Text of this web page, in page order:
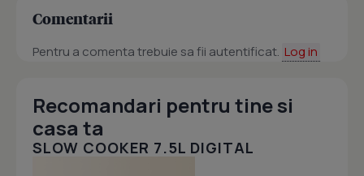
Comentarii
Pentru a comenta trebuie sa fii autentificat. Log in
Recomandari pentru tine si
casa ta
SLOW COOKER 7.5L DIGITAL